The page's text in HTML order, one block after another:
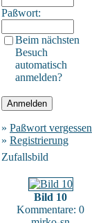
Paßwort:
Beim nächsten
Besuch
automatisch
anmelden?
» Paßwort vergessen
» Registrierung
Zufallsbild
Bild 10
Kommentare: 0